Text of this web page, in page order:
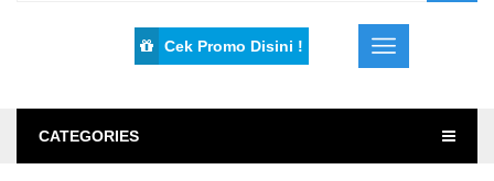
Cek Promo Disini !
CATEGORIES